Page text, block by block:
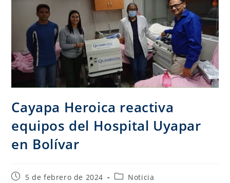
Cayapa Heroica reactiva
equipos del Hospital Uyapar
en Bolívar
5 de febrero de 2024 Noticia